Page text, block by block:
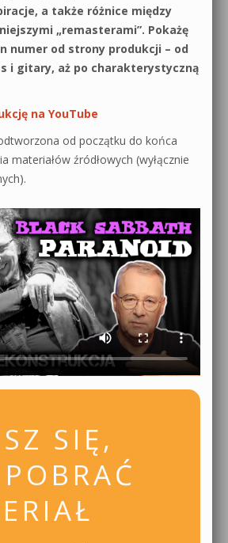
a także różnice między
„remasterami”. Pokażę
numer od strony produkcji – od
i gitary, aż po charakterystyczną
na YouTube
od początku do końca
materiałów źródłowych (wyłącznie
SIĘ,